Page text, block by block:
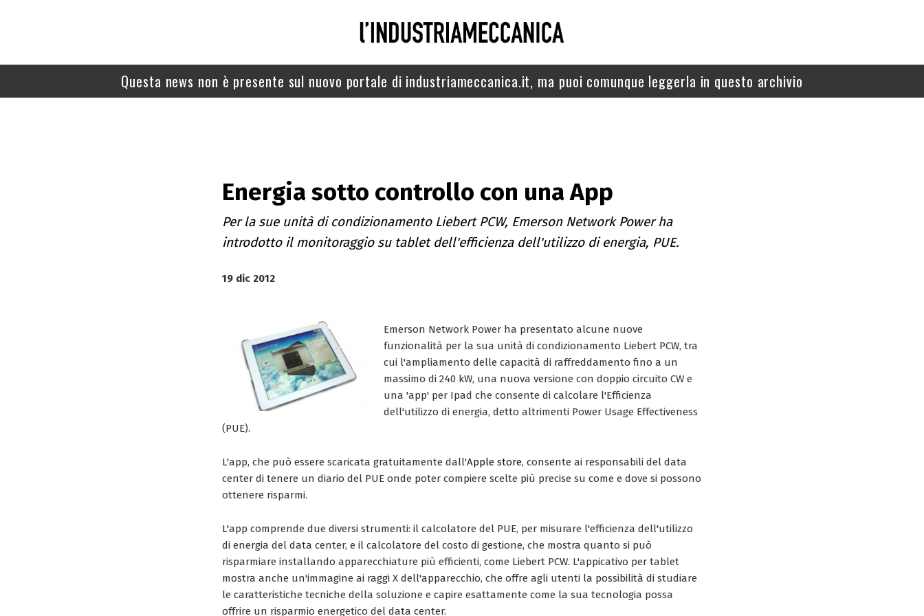
Questa news non è presente sul nuovo portale di industriameccanica.it, ma puoi comunque leggerla in questo archivio
Energia sotto controllo con una App
Per la sue unità di condizionamento Liebert PCW, Emerson Network Power ha
introdotto il monitoraggio su tablet dell'efficienza dell'utilizzo di energia, PUE.
19 dic 2012
Emerson Network Power ha presentato alcune nuove
funzionalità per la sua unità di condizionamento Liebert PCW, tra
cui l'ampliamento delle capacità di raffreddamento fino a un
massimo di 240 kW, una nuova versione con doppio circuito CW e
una 'app' per Ipad che consente di calcolare l'Efficienza
dell'utilizzo di energia, detto altrimenti Power Usage Effectiveness
(PUE).
L'app, che può essere scaricata gratuitamente dall'Apple store, consente ai responsabili del data
center di tenere un diario del PUE onde poter compiere scelte più precise su come e dove si possono
ottenere risparmi.
L'app comprende due diversi strumenti: il calcolatore del PUE, per misurare l'efficienza dell'utilizzo
di energia del data center, e il calcolatore del costo di gestione, che mostra quanto si può
risparmiare installando apparecchiature più efficienti, come Liebert PCW. L'appicativo per tablet
mostra anche un'immagine ai raggi X dell'apparecchio, che offre agli utenti la possibilità di studiare
le caratteristiche tecniche della soluzione e capire esattamente come la sua tecnologia possa
offrire un risparmio energetico del data center.